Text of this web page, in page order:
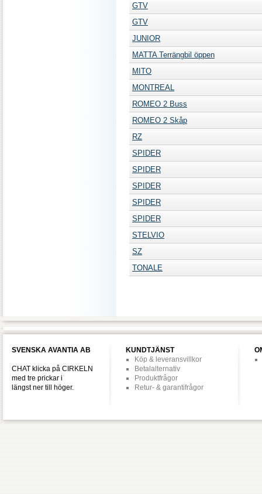
GTV
GTV
JUNIOR
MATTA Terrängbil öppen
MITO
MONTREAL
ROMEO 2 Buss
ROMEO 2 Skåp
RZ
SPIDER
SPIDER
SPIDER
SPIDER
SPIDER
STELVIO
SZ
TONALE
SVENSKA AVANTIA AB
CHAT klicka på CIRKELN
med tre prickar i
längst ner till höger.
KUNDTJÄNST
Köp & leveransvillkor
Betalalternativ
Produktfrågor
Retur- & garantifrågor